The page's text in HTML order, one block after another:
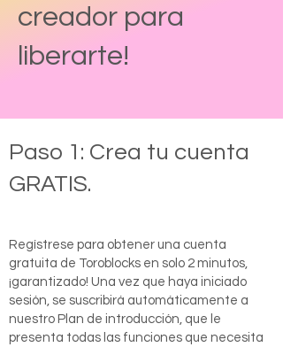
creador para
liberarte!
Paso 1: Crea tu cuenta
GRATIS.
Regístrese para obtener una cuenta
gratuita de Toroblocks en solo 2 minutos,
¡garantizado! Una vez que haya iniciado
sesión, se suscribirá automáticamente a
nuestro Plan de introducción, que le
presenta todas las funciones que necesita